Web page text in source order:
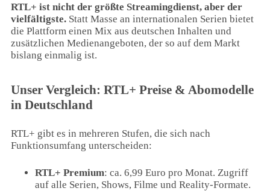
RTL+ ist nicht der größte Streamingdienst, aber der
vielfältigste. Statt Masse an internationalen Serien bietet
die Plattform einen Mix aus deutschen Inhalten und
zusätzlichen Medienangeboten, der so auf dem Markt
bislang einmalig ist.
Unser Vergleich: RTL+ Preise & Abomodelle
in Deutschland
RTL+ gibt es in mehreren Stufen, die sich nach
Funktionsumfang unterscheiden:
RTL+ Premium: ca. 6,99 Euro pro Monat. Zugriff
auf alle Serien, Shows, Filme und Reality-Formate.